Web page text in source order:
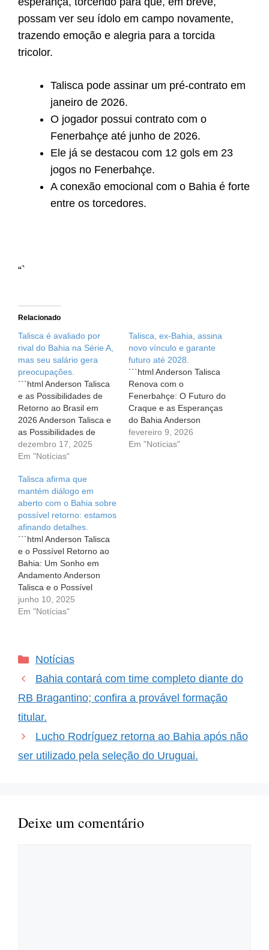
possam ver seu ídolo em campo novamente,
trazendo emoção e alegria para a torcida
tricolor.
Talisca pode assinar um pré-contrato em
janeiro de 2026.
O jogador possui contrato com o
Fenerbahçe até junho de 2026.
Ele já se destacou com 12 gols em 23
jogos no Fenerbahçe.
A conexão emocional com o Bahia é forte
entre os torcedores.
“`
Relacionado
Talisca é avaliado por
rival do Bahia na Série A,
mas seu salário gera
preocupações.
```html Anderson Talisca
e as Possibilidades de
Retorno ao Brasil em
2026 Anderson Talisca e
as Possibilidades de
Retorno ao Brasil em
2026 O coração dos
forte quando se fala em
um possível retorno de
Anderson Talisca ao
Brasil. Revelado nas
categorias de base do
Bahia, o…
dezembro 17, 2025
Em "Notícias"
Talisca, ex-Bahia, assina
novo vínculo e garante
futuro até 2028.
```html Anderson Talisca
Renova com o
Fenerbahçe: O Futuro do
Craque e as Esperanças
do Bahia Anderson
Talisca Renova com o
Fenerbahçe: O Futuro do
fevereiro 9, 2026
Em "Notícias"
Talisca afirma que
mantém diálogo em
aberto com o Bahia sobre
possível retorno: estamos
afinando detalhes.
```html Anderson Talisca
e o Possível Retorno ao
Bahia: Um Sonho em
Andamento Anderson
Talisca e o Possível
Retorno ao Bahia: Um
Sonho em Andamento O
notícias sobre seu time
fanáticos do Bahia, essa
expectativa…
junho 10, 2025
Em "Notícias"
Categorias
Notícias
Bahia contará com time completo diante do
RB Bragantino; confira a provável formação
titular.
Lucho Rodríguez retorna ao Bahia após não
ser utilizado pela seleção do Uruguai.
Deixe um comentário